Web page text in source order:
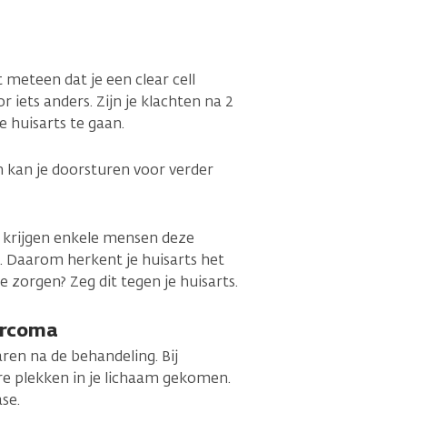
dat je een clear cell
iets anders. Zijn je klachten na 2
huisarts te gaan.
kan je doorsturen voor verder
enkele mensen deze
Daarom herkent je huisarts het
Zeg dit tegen je huisarts.
na de behandeling. Bij
plekken in je lichaam gekomen.